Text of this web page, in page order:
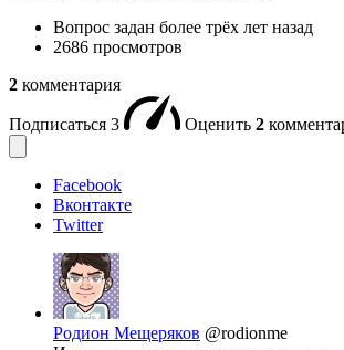
Вопрос задан более трёх лет назад
2686 просмотров
2 комментария
Подписаться 3 Оценить 2
Facebook
Вконтакте
Twitter
Родион Мещеряков @rodionme